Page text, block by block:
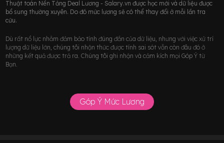
Thuật toán Nền Tảng Deal Lương - Salary.vn được học mới và dữ liệu được
bổ sung thường xuyên. Do đó mức lương sẽ có thể thay đổi ở mỗi lần tra
cứu.
Dù rất nổ lực nhằm đảm bảo tính đúng đắn của dữ liệu, nhưng với việc xử trí
lượng dữ liệu lớn, chúng tôi nhận thức được tính sai sót vẫn còn đâu đó ở
những kết quả được trả ra. Chúng tôi ghi nhận và cảm kích mọi Góp Ý từ
Bạn.
Góp Ý Mức Lương